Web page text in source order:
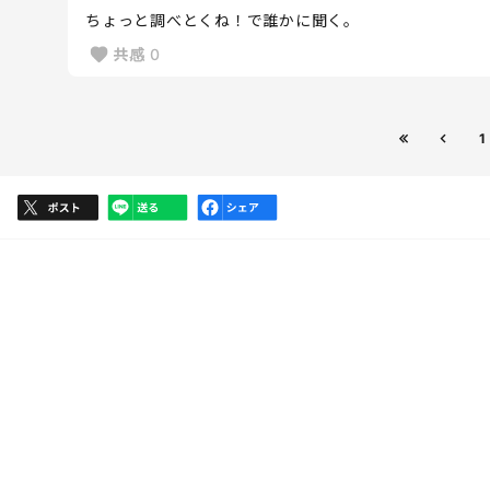
ちょっと調べとくね！で誰かに聞く。
共感 0
1